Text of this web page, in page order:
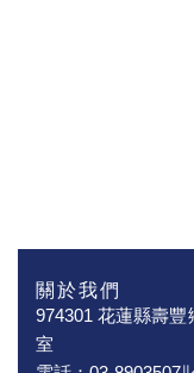
關於我們
974301 花蓮縣壽
室